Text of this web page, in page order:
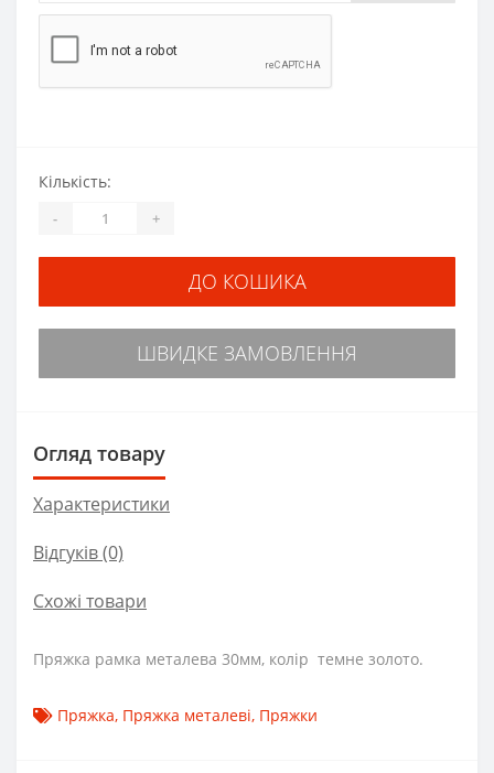
Кількість:
- +
ДО КОШИКА
ШВИДКЕ ЗАМОВЛЕННЯ
Огляд товару
Характеристики
Відгуків (0)
Схожі товари
Пряжка рамка металева 30мм, колір темне золото.
Пряжка, Пряжка металеві, Пряжки